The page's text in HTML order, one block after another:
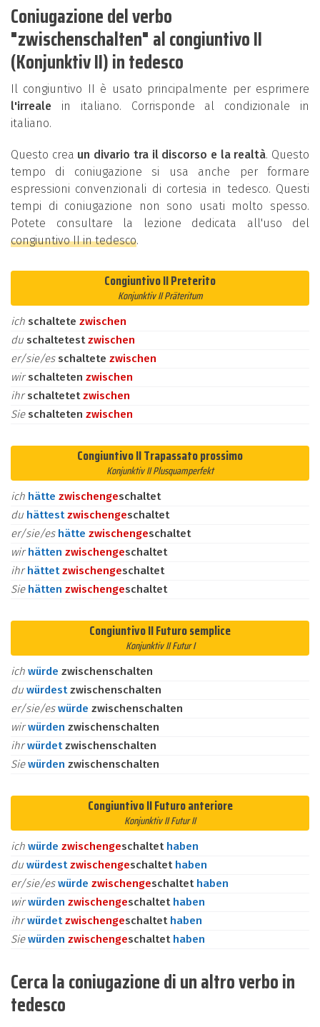
Coniugazione del verbo
"zwischenschalten" al congiuntivo II
(Konjunktiv II) in tedesco
Il congiuntivo II è usato principalmente per esprimere
l'irreale in italiano. Corrisponde al condizionale in
italiano.
Questo crea un divario tra il discorso e la realtà. Questo
tempo di coniugazione si usa anche per formare
espressioni convenzionali di cortesia in tedesco. Questi
tempi di coniugazione non sono usati molto spesso.
Potete consultare la lezione dedicata all'uso del
congiuntivo II in tedesco.
Congiuntivo II Preterito
Konjunktiv II Präteritum
ich schaltete zwischen
du schaltetestzwischen
er/sie/es schaltete zwischen
wirschalteten zwischen
ihrschaltetetzwischen
Sie schalteten zwischen
Congiuntivo II Trapassato prossimo
Konjunktiv II Plusquamperfekt
ich hätte zwischengeschaltet
du hättestzwischengeschaltet
er/sie/es hätte zwischengeschaltet
wirhätten zwischengeschaltet
ihrhättetzwischengeschaltet
Sie hätten zwischengeschaltet
Congiuntivo II Futuro semplice
Konjunktiv II Futur I
ich würde zwischenschalten
du würdestzwischenschalten
er/sie/eswürde zwischenschalten
wirwürden zwischenschalten
ihrwürdetzwischenschalten
Siewürden zwischenschalten
Congiuntivo II Futuro anteriore
Konjunktiv II Futur II
ich würde zwischengeschaltet haben
du würdestzwischengeschaltet haben
er/sie/eswürde zwischengeschaltet haben
wirwürden zwischengeschaltet haben
ihrwürdetzwischengeschaltet haben
Siewürden zwischengeschaltet haben
Cerca la coniugazione di un altro verbo in
tedesco